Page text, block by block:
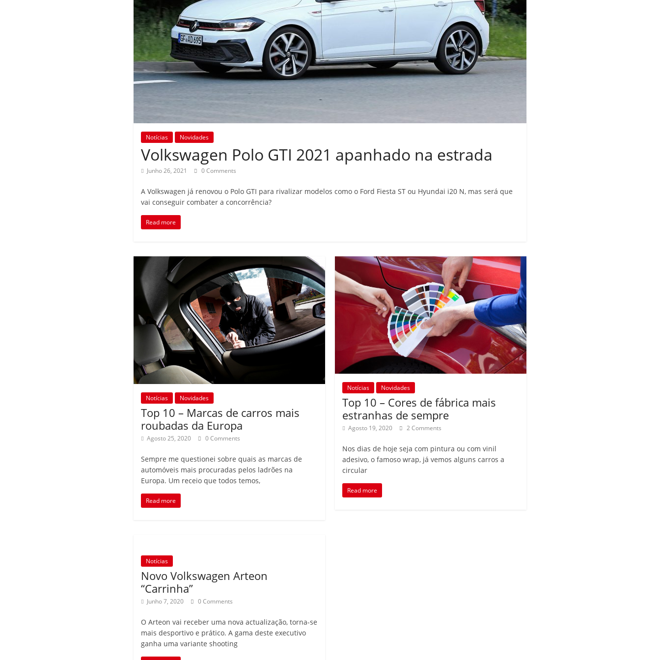
Notícias Novidades
Volkswagen Polo GTI 2021 apanhado na estrada
Junho 26, 2021 0 Comments
A Volkswagen já renovou o Polo GTI para rivalizar modelos como o Ford Fiesta ST ou Hyundai i20 N, mas será que
vai conseguir combater a concorrência?
Read more
Notícias Novidades
Top 10 – Marcas de carros mais
roubadas da Europa
Agosto 25, 2020 0 Comments
Sempre me questionei sobre quais as marcas de
automóveis mais procuradas pelos ladrões na
Europa. Um receio que todos temos,
Read more
Notícias Novidades
Top 10 – Cores de fábrica mais
estranhas de sempre
Agosto 19, 2020 2 Comments
Nos dias de hoje seja com pintura ou com vinil
adesivo, o famoso wrap, já vemos alguns carros a
circular
Read more
Notícias
Novo Volkswagen Arteon
“Carrinha”
Junho 7, 2020 0 Comments
O Arteon vai receber uma nova actualização, torna-se
mais desportivo e prático. A gama deste executivo
ganha uma variante shooting